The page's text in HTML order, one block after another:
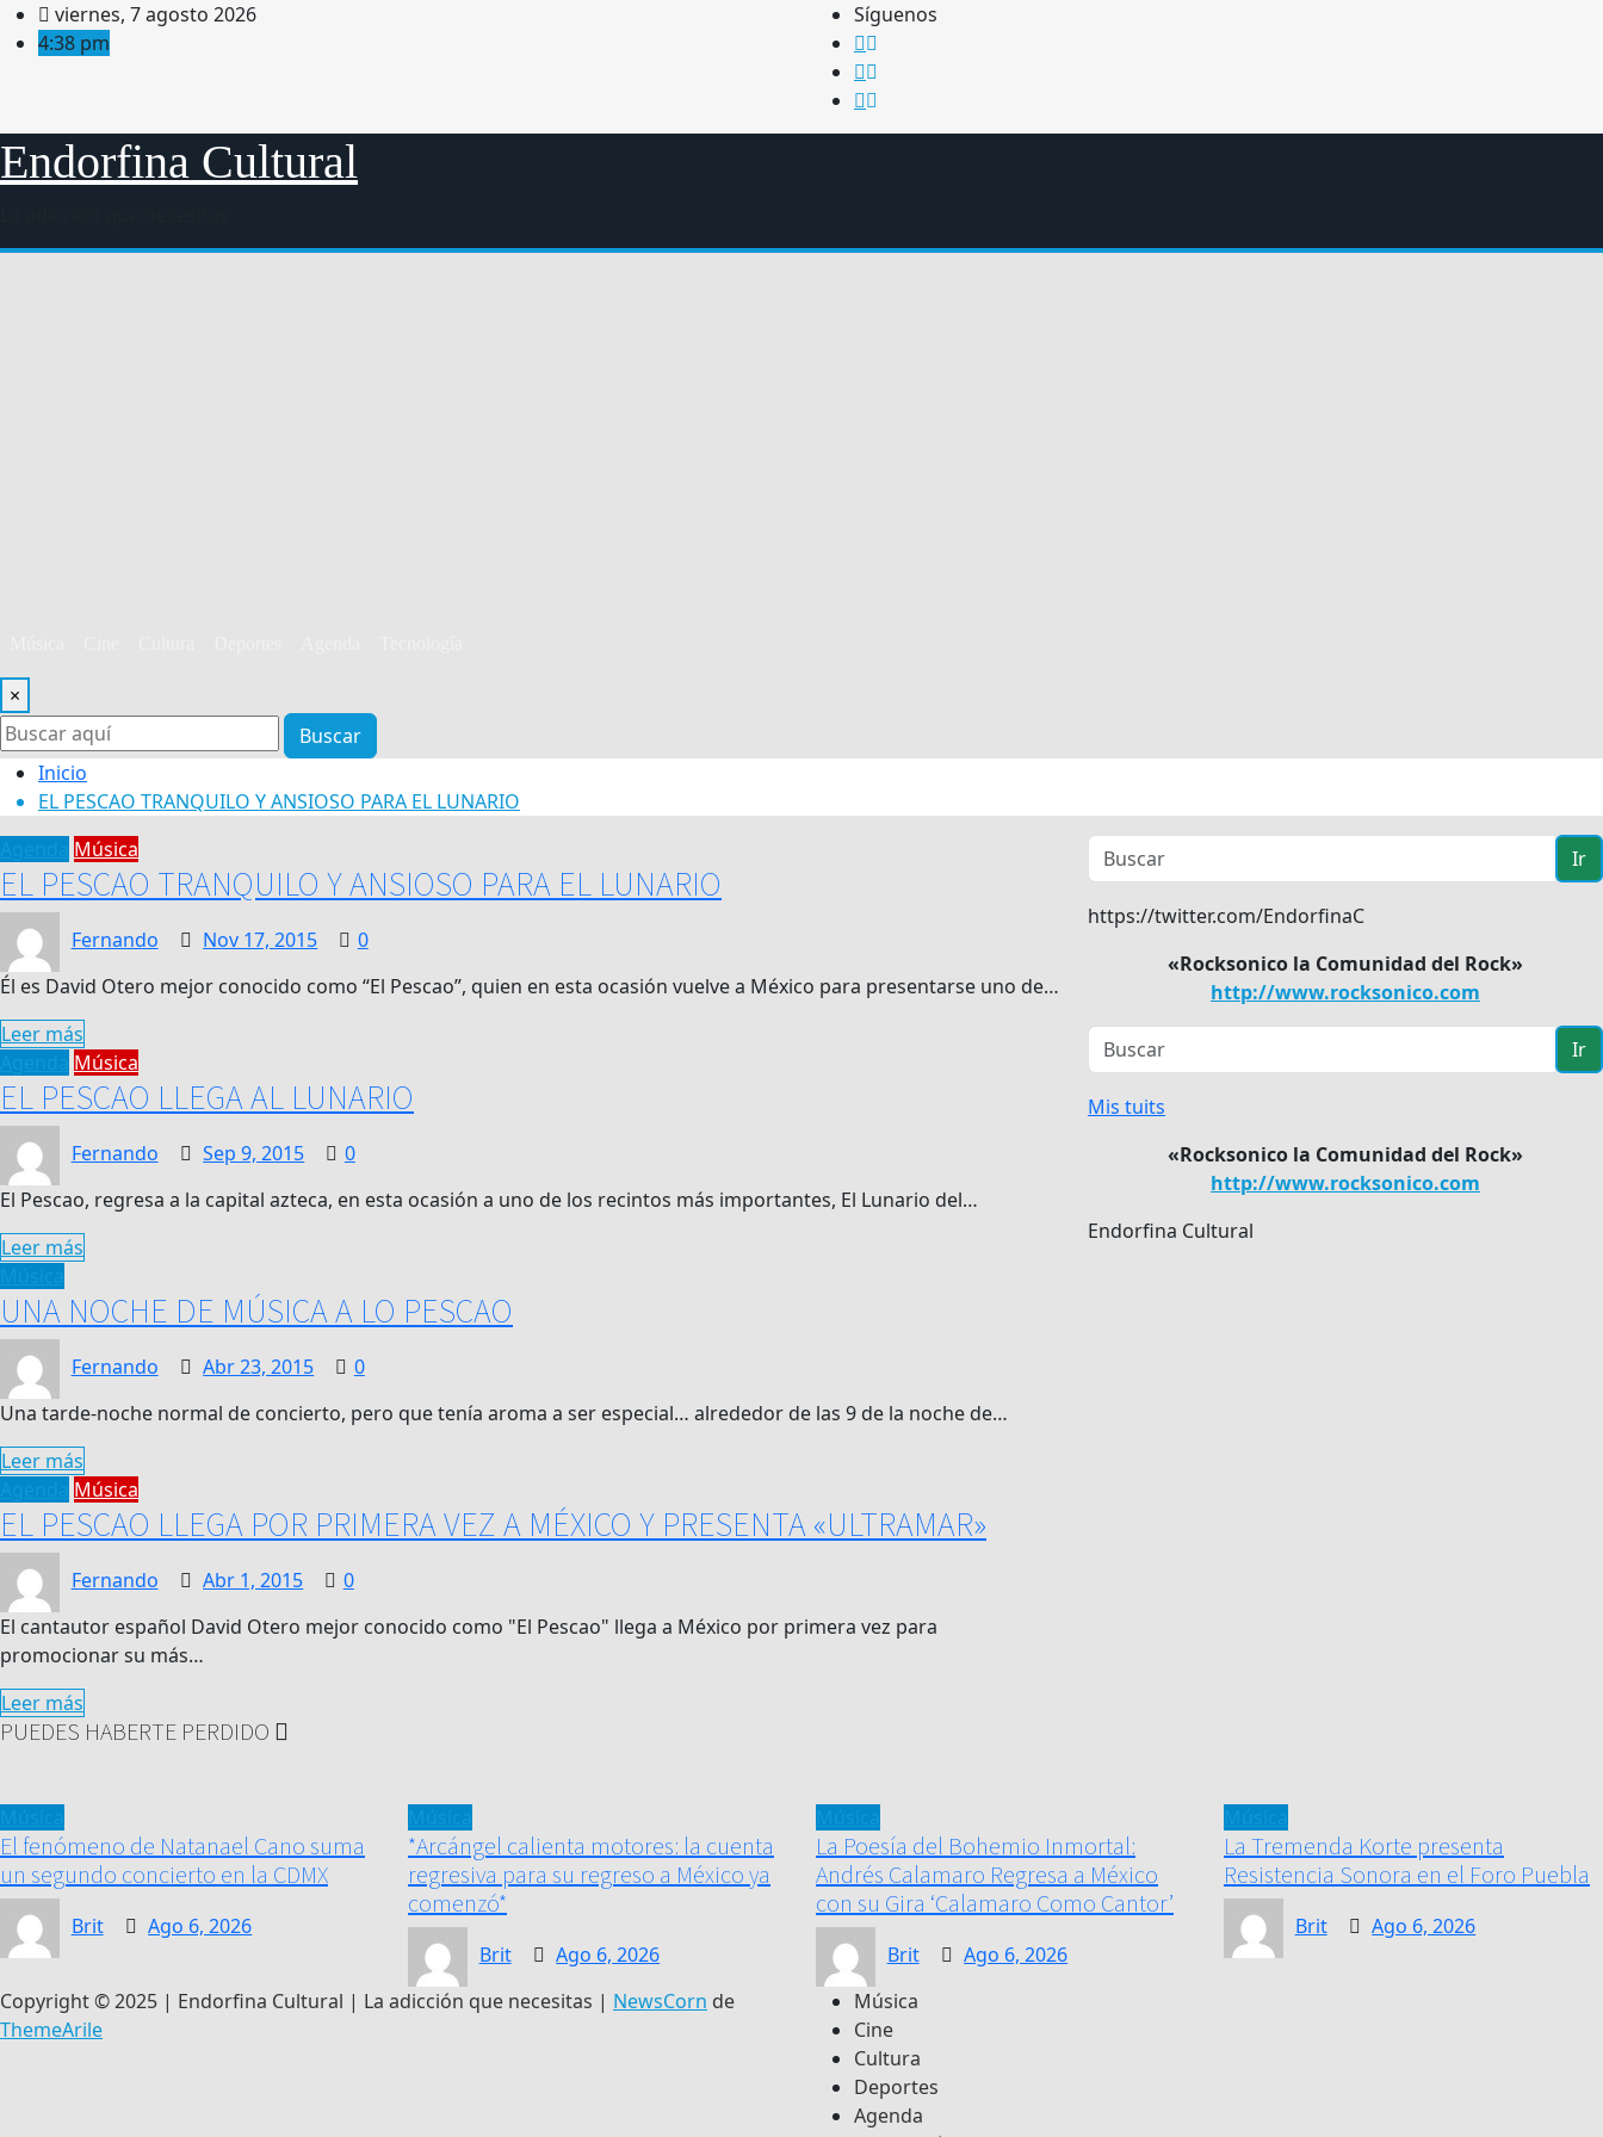
Saltar viernes, 7 agosto 2026
4:38 pm
Síguenos
Endorfina Cultural
×
Buscar
Inicio
EL PESCAO TRANQUILO Y ANSIOSO PARA EL LUNARIO
Música
EL PESCAO TRANQUILO Y ANSIOSO PARA EL LUNARIO
Fernando Nov 17, 2015
0
Él es David Otero mejor conocido como “El Pescao”, quien en esta ocasión vuelve a México para presentarse uno de…
Leer más
Música
EL PESCAO LLEGA AL LUNARIO
Fernando Sep 9, 2015
0
El Pescao, regresa a la capital azteca, en esta ocasión a uno de los recintos más importantes, El Lunario del…
Leer más
UNA NOCHE DE MÚSICA A LO PESCAO
Fernando Abr 23, 2015
0
Una tarde-noche normal de concierto, pero que tenía aroma a ser especial… alrededor de las 9 de la noche de…
Leer más
Música
EL PESCAO LLEGA POR PRIMERA VEZ A MÉXICO Y PRESENTA «ULTRAMAR»
Fernando Abr 1, 2015
0
El cantautor español David Otero mejor conocido como "El Pescao" llega a México por primera vez para
promocionar su más…
Leer más
Ir
https://twitter.com/EndorfinaC
«Rocksonico la Comunidad del Rock»
http://www.rocksonico.com
Ir
Mis tuits
«Rocksonico la Comunidad del Rock»
http://www.rocksonico.com
Endorfina Cultural
PUEDES HABERTE PERDIDO
El fenómeno de Natanael Cano suma
un segundo concierto en la CDMX
Brit Ago 6, 2026
*Arcángel calienta motores: la cuenta
regresiva para su regreso a México ya
comenzó*
Brit Ago 6, 2026
La Poesía del Bohemio Inmortal:
Andrés Calamaro Regresa a México
con su Gira ‘Calamaro Como Cantor’
Brit Ago 6, 2026
La Tremenda Korte presenta
Resistencia Sonora en el Foro Puebla
Brit Ago 6, 2026
Copyright © 2025 | Endorfina Cultural | La adicción que necesitas | NewsCorn de
ThemeArile
Música
Cine
Cultura
Deportes
Agenda